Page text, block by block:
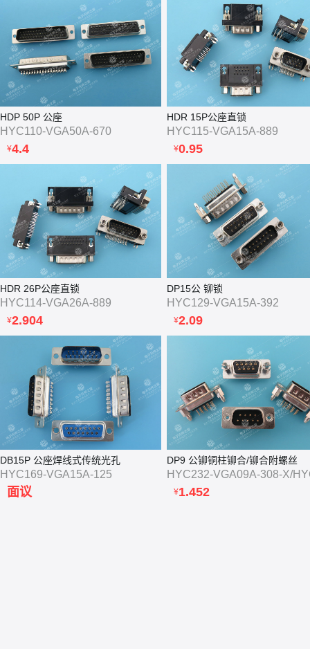
HDP 50P 公座
HYC110-VGA50A-670
¥4.4
HDR 15P公座直锁
HYC115-VGA15A-889
¥0.95
HDR 26P公座直锁
HYC114-VGA26A-889
¥2.904
DP15公 铆锁
HYC129-VGA15A-392
¥2.09
DB15P 公座焊线式传统光孔
HYC169-VGA15A-125
面议
DP9 公铆铜柱铆合/铆合附螺丝
¥1.452